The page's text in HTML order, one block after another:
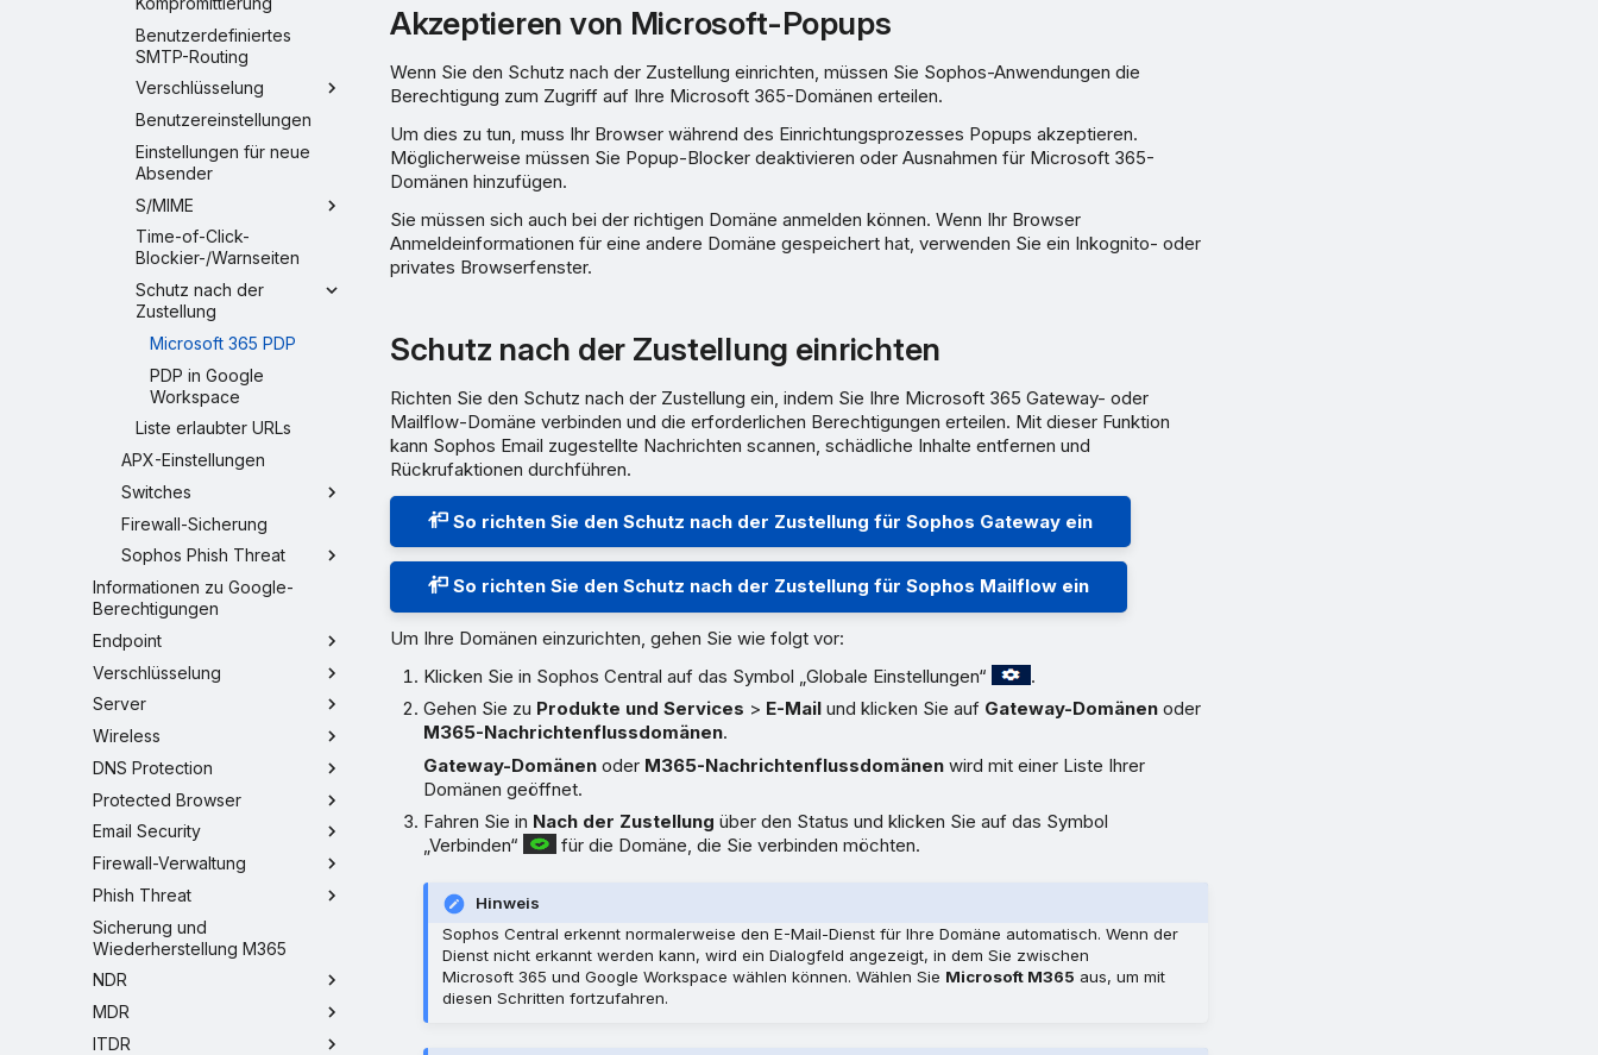
Benutzerdefiniertes
SMTP-Routing
Verschlüsselung
Benutzereinstellungen
Einstellungen für neue
Absender
S/MIME
Time-of-Click-
Blockier-/Warnseiten
Schutz nach der
Zustellung
Microsoft 365 PDP
PDP in Google
Workspace
Liste erlaubter URLs
APX-Einstellungen
Switches
Firewall-Sicherung
Sophos Phish Threat
Informationen zu Google-
Berechtigungen
Endpoint
Verschlüsselung
Server
Wireless
DNS Protection
Protected Browser
Email Security
Firewall-Verwaltung
Phish Threat
Sicherung und
Wiederherstellung M365
NDR
MDR
ITDR
Akzeptieren von Microsoft-Popups
Wenn Sie den Schutz nach der Zustellung einrichten, müssen Sie Sophos-Anwendungen die
Berechtigung zum Zugriff auf Ihre Microsoft 365-Domänen erteilen.
Um dies zu tun, muss Ihr Browser während des Einrichtungsprozesses Popups akzeptieren.
Möglicherweise müssen Sie Popup-Blocker deaktivieren oder Ausnahmen für Microsoft 365-
Domänen hinzufügen.
Sie müssen sich auch bei der richtigen Domäne anmelden können. Wenn Ihr Browser
Anmeldeinformationen für eine andere Domäne gespeichert hat, verwenden Sie ein Inkognito- oder
privates Browserfenster.
Schutz nach der Zustellung einrichten
Richten Sie den Schutz nach der Zustellung ein, indem Sie Ihre Microsoft 365 Gateway- oder
Mailflow-Domäne verbinden und die erforderlichen Berechtigungen erteilen. Mit dieser Funktion
kann Sophos Email zugestellte Nachrichten scannen, schädliche Inhalte entfernen und
Rückrufaktionen durchführen.
So richten Sie den Schutz nach der Zustellung für Sophos Gateway ein
So richten Sie den Schutz nach der Zustellung für Sophos Mailflow ein
Um Ihre Domänen einzurichten, gehen Sie wie folgt vor:
Klicken Sie in Sophos Central auf das Symbol „Globale Einstellungen“
.
Gehen Sie zu Produkte und Services > E-Mail und klicken Sie auf Gateway-Domänen oder
M365-Nachrichtenflussdomänen.
Gateway-Domänen oder M365-Nachrichtenflussdomänen wird mit einer Liste Ihrer
Domänen geöffnet.
Fahren Sie in Nach der Zustellung über den Status und klicken Sie auf das Symbol
„Verbinden“
für die Domäne, die Sie verbinden möchten.
Hinweis
Sophos Central erkennt normalerweise den E-Mail-Dienst für Ihre Domäne automatisch. Wenn der
Dienst nicht erkannt werden kann, wird ein Dialogfeld angezeigt, in dem Sie zwischen
Microsoft 365 und Google Workspace wählen können. Wählen Sie Microsoft M365 aus, um mit
diesen Schritten fortzufahren.